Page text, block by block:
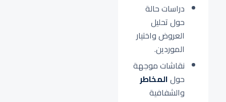
دراسات حالة
حول تحليل
العروض واختيار
الموردين.
نقاشات موجهة
حولالمخاطر
والشفافية